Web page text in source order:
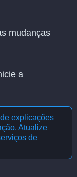
mudanças
a
explicações
Atualize
de